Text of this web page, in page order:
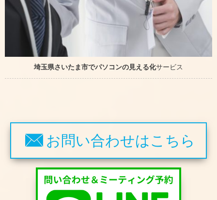
埼玉県さいたま市でパソコンの見える化サービス
お問い合わせはこちら